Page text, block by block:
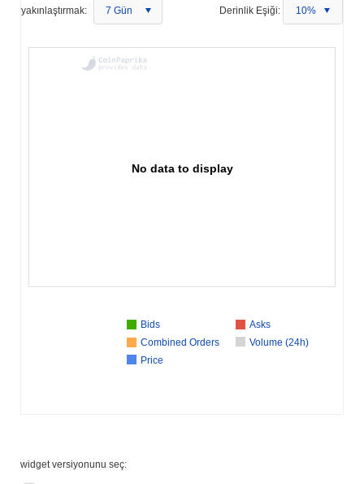
yakınlaştırmak: 7 Gün Derinlik Eşiği: 10%
No data to display
Bids
Asks
Combined Orders
Volume (24h)
Price
widget versiyonunu seç: